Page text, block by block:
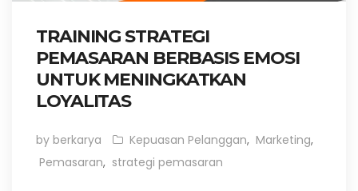
TRAINING STRATEGI
PEMASARAN BERBASIS EMOSI
UNTUK MENINGKATKAN
LOYALITAS
by berkarya Kepuasan Pelanggan, Marketing,
Pemasaran, strategi pemasaran